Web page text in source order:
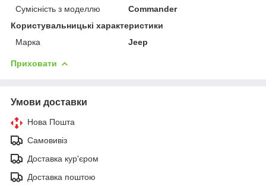
Сумісність з моделлю
Commander
Користувальницькі характеристики
Марка
Jeep
Приховати
Умови доставки
Нова Пошта
Самовивіз
Доставка кур'єром
Доставка поштою